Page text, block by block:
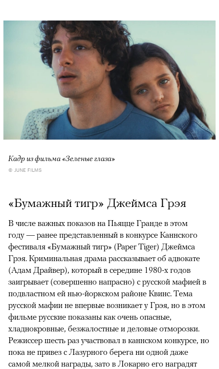
Кадр из фильма «Зеленые глаза»
© JUNE FILMS
«Бумажный тигр» Джеймса Грэя
В числе важных показов на Пьяцце Гранде в этом
году — ранее представленный в конкурсе Каннского
фестиваля «Бумажный тигр» (Paper Tiger) Джеймса
Грэя. Криминальная драма рассказывает об адвокате
(Адам Драйвер), который в середине 1980-х годов
заигрывает (совершенно напрасно) с русской мафией в
подвластном ей нью-йоркском районе Квинс. Тема
русской мафии не впервые возникает у Грэя, но в этом
фильме русские показаны как очень опасные,
хладнокровные, безжалостные и деловые отморозки.
Режиссер шесть раз участвовал в каннском конкурсе, но
пока не привез с Лазурного берега ни одной даже
самой мелкой награды, зато в Локарно его наградят